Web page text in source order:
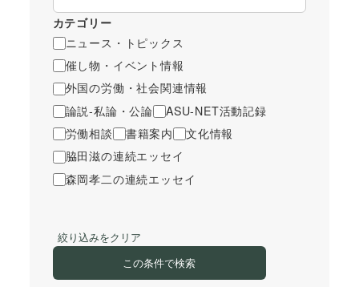
カテゴリー
ニュース・トピックス
催し物・イベント情報
外国の労働・社会関連情報
論説-私論・公論
ASU-NET活動記録
労働相談
書籍案内
文化情報
脇田滋の連続エッセイ
森岡孝二の連続エッセイ
絞り込みをクリア
この条件で検索